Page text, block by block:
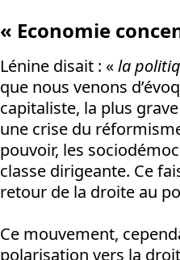
« Economie
Lénine disait : «la
que nous venons
capitaliste, la plus
une crise du
pouvoir, les
classe dirigeante. Ce
retour de la droite au
Ce mouvement,
polarisation vers la